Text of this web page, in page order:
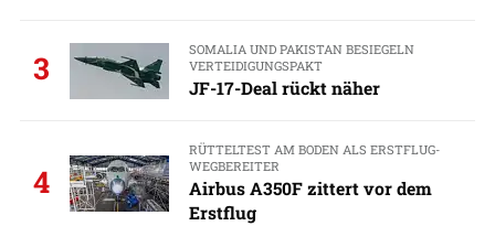
3
SOMALIA UND PAKISTAN BESIEGELN
VERTEIDIGUNGSPAKT
JF-17-Deal rückt näher
4
RÜTTELTEST AM BODEN ALS ERSTFLUG-
WEGBEREITER
Airbus A350F zittert vor dem
Erstflug